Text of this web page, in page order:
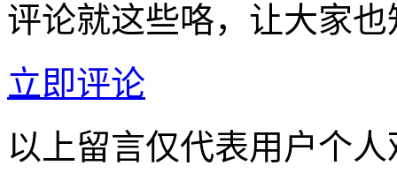
评论就这些咯，让大家
立即评论
以上留言仅代表用户个